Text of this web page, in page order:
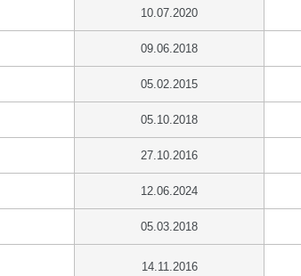
10.07.2020
09.06.2018
05.02.2015
05.10.2018
27.10.2016
12.06.2024
05.03.2018
14.11.2016